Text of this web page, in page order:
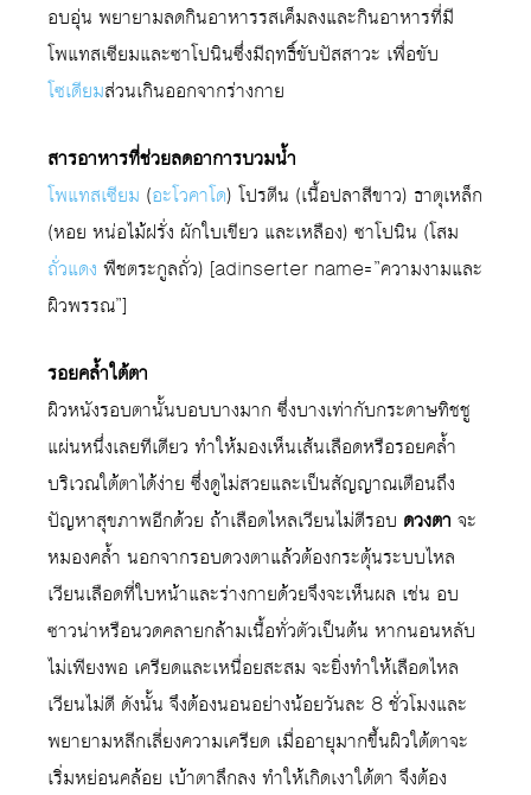
อบอุ่น พยายามลดกินอาหารรสเค็มลงและกินอาหารที่มี
โพแทสเซียมและซาโปนินซึ่งมีฤทธิ์ขับปัสสาวะ เพื่อขับ
โซเดียมส่วนเกินออกจากร่างกาย
สารอาหารที่ช่วยลดอาการบวมน้ำ
โพแทสเซียม (อะโวคาโด) โปรตีน (เนื้อปลาสีขาว) ธาตุเหล็ก
(หอย หน่อไม้ฝรั่ง ผักใบเขียว และเหลือง) ซาโปนิน (โสม
ถั่วแดง พืชตระกูลถั่ว) [adinserter name=”ความงามและ
ผิวพรรณ”]
รอยคล้ำใต้ตา
ผิวหนังรอบตานั้นบอบบางมาก ซึ่งบางเท่ากับกระดาษทิชชู
แผ่นหนึ่งเลยทีเดียว ทำให้มองเห็นเส้นเลือดหรือรอยคล้ำ
บริเวณใต้ตาได้ง่าย ซึ่งดูไม่สวยและเป็นสัญญาณเตือนถึง
ปัญหาสุขภาพอีกด้วย ถ้าเลือดไหลเวียนไม่ดีรอบ ดวงตา จะ
หมองคล้ำ นอกจากรอบดวงตาแล้วต้องกระตุ้นระบบไหล
เวียนเลือดที่ใบหน้าและร่างกายด้วยจึงจะเห็นผล เช่น อบ
ซาวน่าหรือนวดคลายกล้ามเนื้อทั่วตัวเป็นต้น หากนอนหลับ
ไม่เพียงพอ เครียดและเหนื่อยสะสม จะยิ่งทำให้เลือดไหล
เวียนไม่ดี ดังนั้น จึงต้องนอนอย่างน้อยวันละ 8 ชั่วโมงและ
พยายามหลีกเลี่ยงความเครียด เมื่ออายุมากขึ้นผิวใต้ตาจะ
เริ่มหย่อนคล้อย เบ้าตาลึกลง ทำให้เกิดเงาใต้ตา จึงต้อง